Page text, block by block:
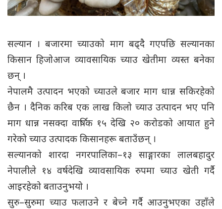
सल्यान । बजारमा च्याउको माग बढ्दै गएपछि सल्यानका
किसान हिजोआज व्यावसायिक च्याउ खेतीमा व्यस्त बनेका
छन् ।
नेपालमै उत्पादन भएको च्याउले बजार माग धान्न सकिरहेको
छैन । दैनिक करिब एक लाख किलो च्याउ उत्पादन भए पनि
माग धान्न नसक्दा वार्षिक १५ देखि २० करोडको आयात हुने
गरेको च्याउ उत्पादक किसानहरू बताउँछन् ।
सल्यानको शारदा नगरपालिका–१३ साङ्गारका लालबहादुर
नेपालीले १४ वर्षदेखि व्यावसायिक रुपमा च्याउ खेती गर्दै
आइरहेको बताउनुभयो ।
सुरु–सुरुमा च्याउ फलाउने र बेच्ने गर्दै आउनुभएका उहाँले